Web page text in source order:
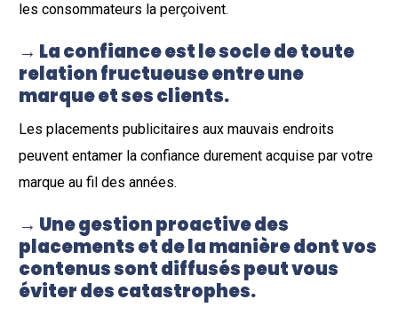
les consommateurs la perçoivent.
→ La confiance est le socle de toute
relation fructueuse entre une
marque et ses clients.
Les placements publicitaires aux mauvais endroits
peuvent entamer la confiance durement acquise par votre
marque au fil des années.
→ Une gestion proactive des
placements et de la manière dont vos
contenus sont diffusés peut vous
éviter des catastrophes.